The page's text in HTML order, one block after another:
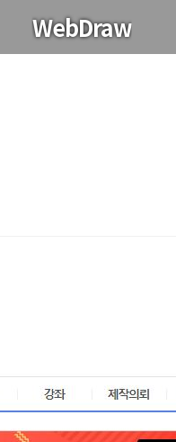
WebDraw